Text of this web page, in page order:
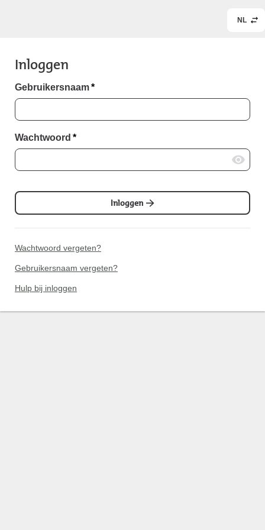
NL
Inloggen
Gebruikersnaam*
Wachtwoord *
Inloggen
Wachtwoord vergeten?
Gebruikersnaam vergeten?
Hulp bij inloggen